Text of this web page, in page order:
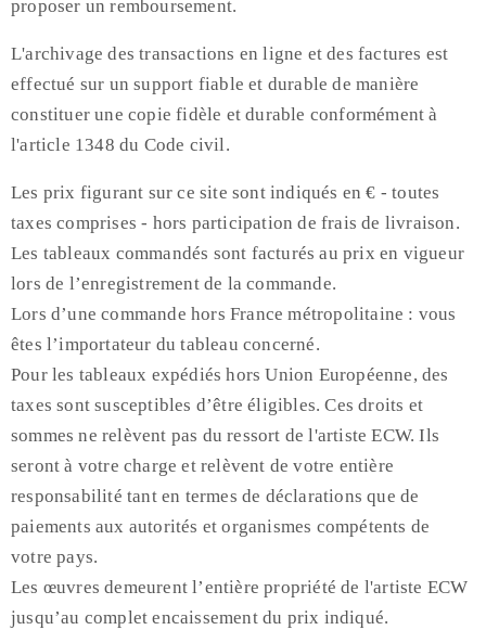
proposer un remboursement.
L'archivage des transactions en ligne et des factures est
effectué sur un support fiable et durable de manière
constituer une copie fidèle et durable conformément à
l'article 1348 du Code civil.
Les prix figurant sur ce site sont indiqués en € - toutes
taxes comprises - hors participation de frais de livraison.
Les tableaux commandés sont facturés au prix en vigueur
lors de l’enregistrement de la commande.
Lors d’une commande hors France métropolitaine : vous
êtes l’importateur du tableau concerné.
Pour les tableaux expédiés hors Union Européenne, des
taxes sont susceptibles d’être éligibles. Ces droits et
sommes ne relèvent pas du ressort de l'artiste ECW. Ils
seront à votre charge et relèvent de votre entière
responsabilité tant en termes de déclarations que de
paiements aux autorités et organismes compétents de
votre pays.
Les œuvres demeurent l’entière propriété de l'artiste ECW
jusqu’au complet encaissement du prix indiqué.